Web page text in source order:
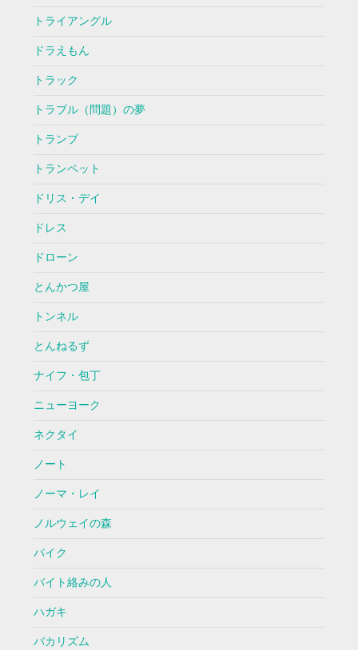
トライアングル
ドラえもん
トラック
トラブル（問題）の夢
トランプ
トランペット
ドリス・デイ
ドレス
ドローン
とんかつ屋
トンネル
とんねるず
ナイフ・包丁
ニューヨーク
ネクタイ
ノート
ノーマ・レイ
ノルウェイの森
バイク
バイト絡みの人
ハガキ
バカリズム